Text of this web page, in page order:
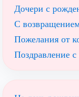
Дочери с
С
Пожелания от
Поздравление с